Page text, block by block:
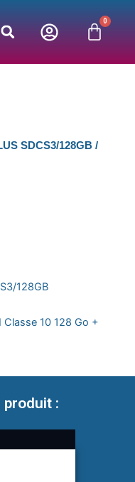
0
SDCS3/128GB /
128GB
10 128 Go +
: